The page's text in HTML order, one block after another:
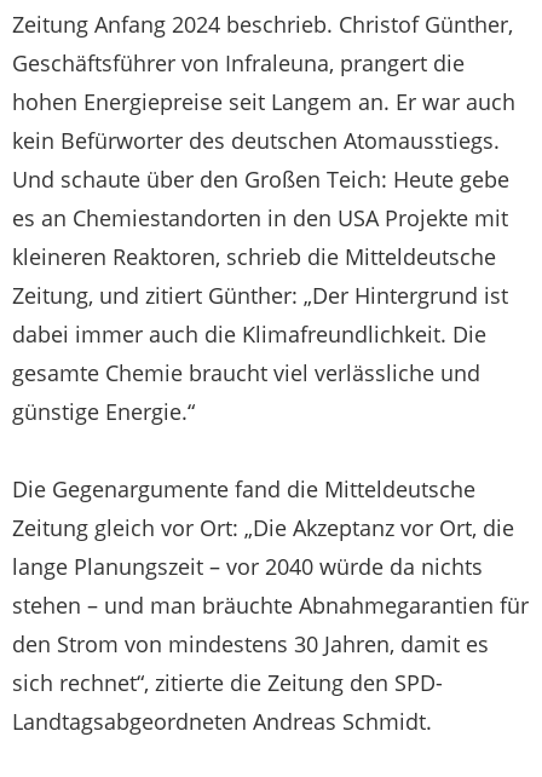
Zeitung Anfang 2024 beschrieb. Christof Günther,
Geschäftsführer von Infraleuna, prangert die
hohen Energiepreise seit Langem an. Er war auch
kein Befürworter des deutschen Atomausstiegs.
Und schaute über den Großen Teich: Heute gebe
es an Chemiestandorten in den USA Projekte mit
kleineren Reaktoren, schrieb die Mitteldeutsche
Zeitung, und zitiert Günther: „Der Hintergrund ist
dabei immer auch die Klimafreundlichkeit. Die
gesamte Chemie braucht viel verlässliche und
günstige Energie.“
Die Gegenargumente fand die Mitteldeutsche
Zeitung gleich vor Ort: „Die Akzeptanz vor Ort, die
lange Planungszeit – vor 2040 würde da nichts
stehen – und man bräuchte Abnahmegarantien für
den Strom von mindestens 30 Jahren, damit es
sich rechnet“, zitierte die Zeitung den SPD-
Landtagsabgeordneten Andreas Schmidt.